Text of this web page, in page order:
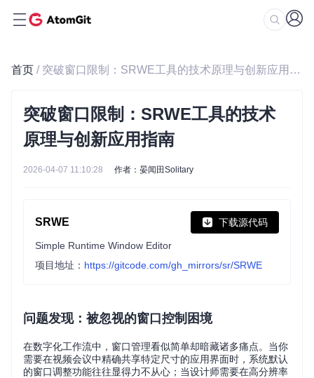
首页 / 突破窗口限制：SRWE工具的技术原理与创新应用指南
突破窗口限制：SRWE工具的技术
原理与创新应用指南
2026-04-07 11:10:28 作者：晏闻田Solitary
SRWE 下载源代码
Simple Runtime Window Editor
项目地址： https://gitcode.com/gh_mirrors/sr/SRWE
问题发现：被忽视的窗口控制困境
在数字化工作流中，窗口管理看似简单却暗藏诸多痛点。当你
需要在视频会议中精确共享特定尺寸的应用界面时，系统默认
的窗口调整功能往往显得力不从心；当设计师需要在高分辨率